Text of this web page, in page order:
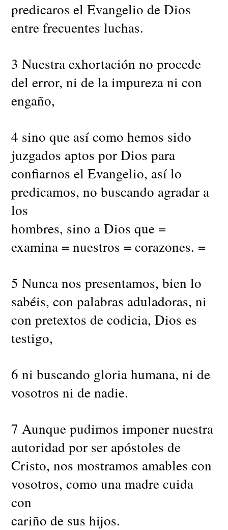
predicaros el Evangelio de Dios
entre frecuentes luchas.
3 Nuestra exhortación no procede
del error, ni de la impureza ni con
engaño,
4 sino que así como hemos sido
juzgados aptos por Dios para
confiarnos el Evangelio, así lo
predicamos, no buscando agradar a
los
hombres, sino a Dios que =
examina = nuestros = corazones. =
5 Nunca nos presentamos, bien lo
sabéis, con palabras aduladoras, ni
con pretextos de codicia, Dios es
testigo,
6 ni buscando gloria humana, ni de
vosotros ni de nadie.
7 Aunque pudimos imponer nuestra
autoridad por ser apóstoles de
Cristo, nos mostramos amables con
vosotros, como una madre cuida
con
cariño de sus hijos.